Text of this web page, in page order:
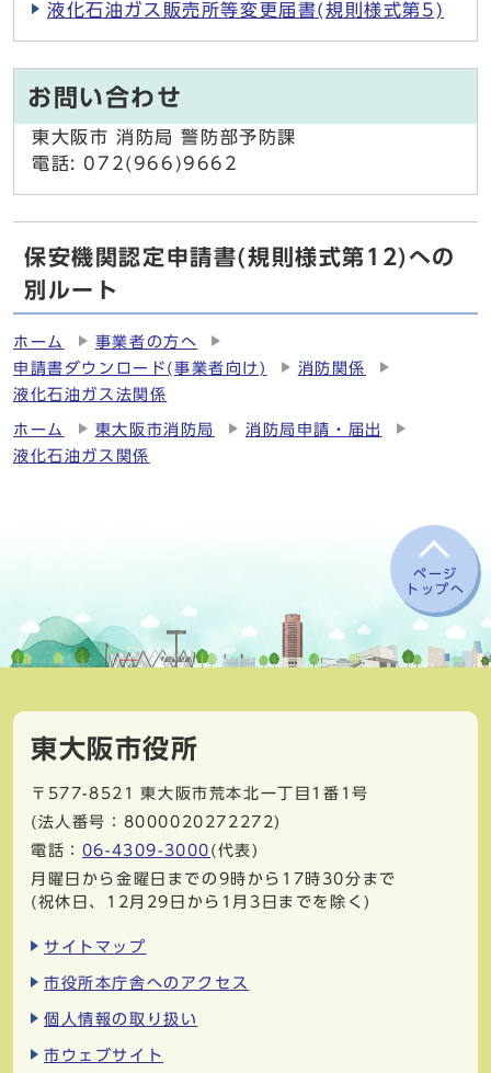
液化石油ガス販売所等変更届書(規則様式第5)
お問い合わせ
東大阪市 消防局 警防部予防課
電話: 072(966)9662
保安機関認定申請書(規則様式第12)への
別ルート
ホーム
事業者の方へ
申請書ダウンロード(事業者向け)
消防関係
液化石油ガス法関係
ホーム 東大阪市消防局
消防局申請・届出
液化石油ガス関係
ページ
トップへ
東大阪市役所
〒577-8521
東大阪市荒本北一丁目1番1号
(法人番号：8000020272272)
電話： 06-4309-3000 (代表)
月曜日から金曜日までの9時から17時30分まで
(祝休日、12月29日から1月3日までを除く)
サイトマップ
市役所本庁舎へのアクセス
個人情報の取り扱い
市ウェブサイト